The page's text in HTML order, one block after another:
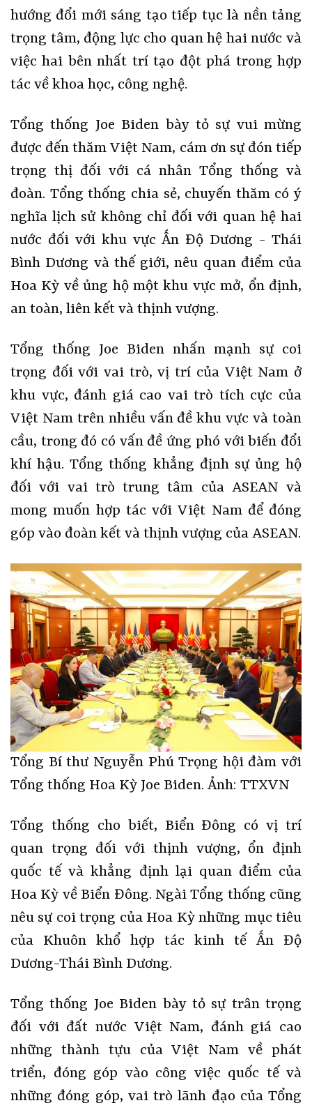
hướng đổi mới sáng tạo tiếp tục là nền tảng
trọng tâm, động lực cho quan hệ hai nước và
việc hai bên nhất trí tạo đột phá trong hợp
tác về khoa học, công nghệ.
Tổng thống Joe Biden bày tỏ sự vui mừng
được đến thăm Việt Nam, cám ơn sự đón tiếp
trọng thị đối với cá nhân Tổng thống và
đoàn. Tổng thống chia sẻ, chuyến thăm có ý
nghĩa lịch sử không chỉ đối với quan hệ hai
nước đối với khu vực Ấn Độ Dương - Thái
Bình Dương và thế giới, nêu quan điểm của
Hoa Kỳ về ủng hộ một khu vực mở, ổn định,
an toàn, liên kết và thịnh vượng.
Tổng thống Joe Biden nhấn mạnh sự coi
trọng đối với vai trò, vị trí của Việt Nam ở
khu vực, đánh giá cao vai trò tích cực của
Việt Nam trên nhiều vấn đề khu vực và toàn
cầu, trong đó có vấn đề ứng phó với biến đổi
khí hậu. Tổng thống khẳng định sự ủng hộ
đối với vai trò trung tâm của ASEAN và
mong muốn hợp tác với Việt Nam để đóng
góp vào đoàn kết và thịnh vượng của ASEAN.
Tổng Bí thư Nguyễn Phú Trọng hội đàm với
Tổng thống Hoa Kỳ Joe Biden. Ảnh: TTXVN
Tổng thống cho biết, Biển Đông có vị trí
quan trọng đối với thịnh vượng, ổn định
quốc tế và khẳng định lại quan điểm của
Hoa Kỳ về Biển Đông. Ngài Tổng thống cũng
nêu sự coi trọng của Hoa Kỳ những mục tiêu
của Khuôn khổ hợp tác kinh tế Ấn Độ
Dương-Thái Bình Dương.
Tổng thống Joe Biden bày tỏ sự trân trọng
đối với đất nước Việt Nam, đánh giá cao
những thành tựu của Việt Nam về phát
triển, đóng góp vào công việc quốc tế và
những đóng góp, vai trò lãnh đạo của Tổng